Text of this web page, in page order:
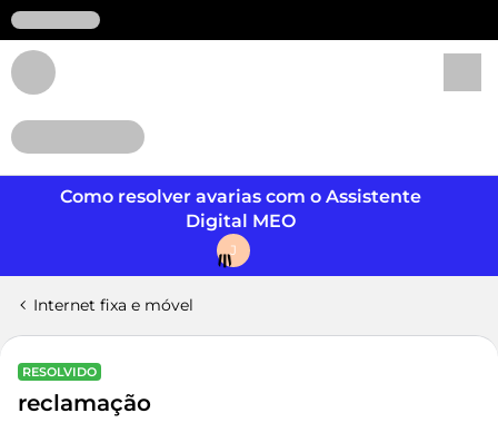
Como resolver avarias com o Assistente
Digital MEO
J
Internet fixa e móvel
RESOLVIDO
reclamação